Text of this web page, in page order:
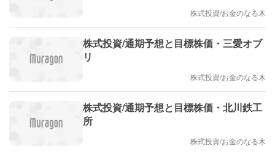
株式投資/お金のなる木
株式投資/通期予想と目標株価・三愛オブ
リ
株式投資/お金のなる木
株式投資/通期予想と目標株価・北川鉄工
所
株式投資/お金のなる木